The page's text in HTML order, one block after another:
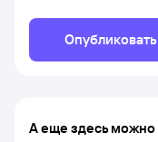
Опубликовать
А еще здесь можно